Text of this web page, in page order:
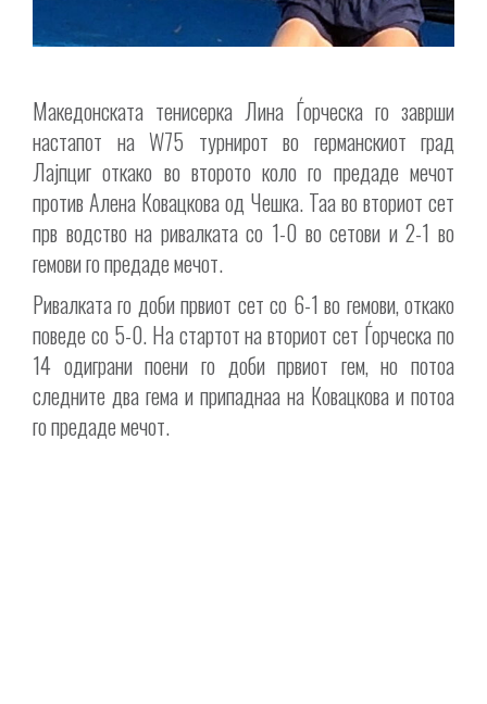
Македонската тенисерка Лина Ѓорческа го заврши
настапот на W75 турнирот во германскиот град
Лајпциг откако во второто коло го предаде мечот
против Алена Ковацкова од Чешка. Таа во вториот сет
прв водство на ривалката со 1-0 во сетови и 2-1 во
гемови го предаде мечот.
Ривалката го доби првиот сет со 6-1 во гемови, откако
поведе со 5-0. На стартот на вториот сет Ѓорческа по
14 одиграни поени го доби првиот гем, но потоа
следните два гема и припаднаа на Ковацкова и потоа
го предаде мечот.